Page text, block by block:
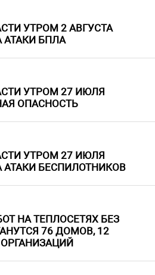
УТРОМ 2 АВГУСТА
АТАКИ БПЛА
УТРОМ 27 ИЮЛЯ
ОПАСНОСТЬ
УТРОМ 27 ИЮЛЯ
АТАКИ БЕСПИЛОТНИКОВ
НА ТЕПЛОСЕТЯХ БЕЗ
76 ДОМОВ, 12